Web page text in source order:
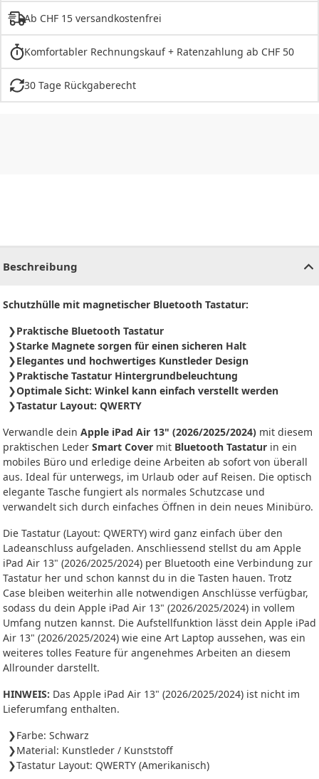
Ab CHF 15 versandkostenfrei
Komfortabler Rechnungskauf + Ratenzahlung ab CHF 50
30 Tage Rückgaberecht
Beschreibung
Schutzhülle mit magnetischer Bluetooth Tastatur:
Praktische Bluetooth Tastatur
Starke Magnete sorgen für einen sicheren Halt
Elegantes und hochwertiges Kunstleder Design
Praktische Tastatur Hintergrundbeleuchtung
Optimale Sicht: Winkel kann einfach verstellt werden
Tastatur Layout: QWERTY
Verwandle dein Apple iPad Air 13" (2026/2025/2024) mit diesem
praktischen Leder Smart Cover mit Bluetooth Tastatur in ein
mobiles Büro und erledige deine Arbeiten ab sofort von überall
aus. Ideal für unterwegs, im Urlaub oder auf Reisen. Die optisch
elegante Tasche fungiert als normales Schutzcase und
verwandelt sich durch einfaches Öffnen in dein neues Minibüro.
Die Tastatur (Layout: QWERTY) wird ganz einfach über den
Ladeanschluss aufgeladen. Anschliessend stellst du am Apple
iPad Air 13" (2026/2025/2024) per Bluetooth eine Verbindung zur
Tastatur her und schon kannst du in die Tasten hauen. Trotz
Case bleiben weiterhin alle notwendigen Anschlüsse verfügbar,
sodass du dein Apple iPad Air 13" (2026/2025/2024) in vollem
Umfang nutzen kannst. Die Aufstellfunktion lässt dein Apple iPad
Air 13" (2026/2025/2024) wie eine Art Laptop aussehen, was ein
weiteres tolles Feature für angenehmes Arbeiten an diesem
Allrounder darstellt.
HINWEIS: Das Apple iPad Air 13" (2026/2025/2024) ist nicht im
Lieferumfang enthalten.
Farbe: Schwarz
Material: Kunstleder / Kunststoff
Tastatur Layout: QWERTY (Amerikanisch)